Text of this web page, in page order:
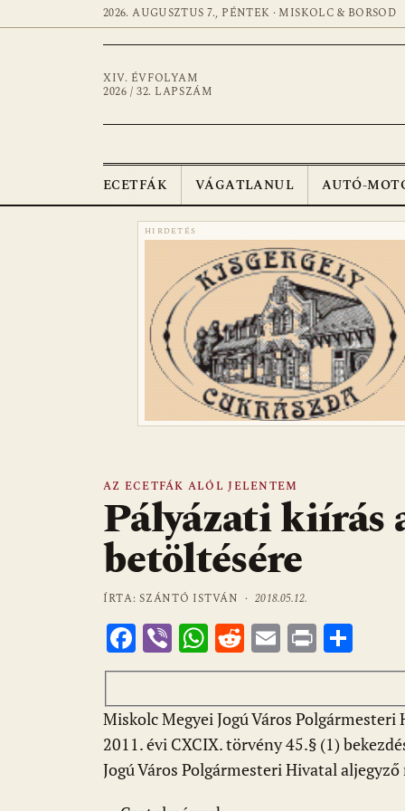
2026. AUGUSZTUS 7., PÉNTEK · MISKOLC & BORSOD
XIV. ÉVFOLYAM
2026 / 32. LAPSZÁM
ECETFÁK VÁGATLANUL AUTÓ-
HIRDETÉS
AZ ECETFÁK ALÓL JELENTEM
Pályázati kiírás
betöltésére
ÍRTA: SZÁNTÓ ISTVÁN ·2018.05.12.
F
ac
e
b
o
o
Vi
b
er
W
h
at
s
A
p
R
e
d
di
t
E
m
ai
l
Pr
in
t
ss
za
m
e
g
Miskolc Megyei Jogú Város
2011. évi CXCIX. törvény 45.§ (1)
Jogú Város Polgármesteri Hivatal